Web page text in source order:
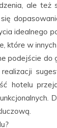
ale też
idealnego
które w
podejście do
hotelu